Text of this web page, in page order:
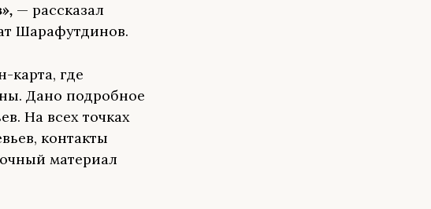
— рассказал
Шарафутдинов.
карта, где
Дано подробное
На всех точках
контакты
материал